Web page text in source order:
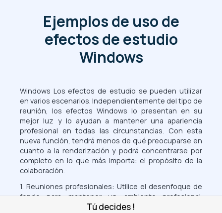
Ejemplos de uso de
efectos de estudio
Windows
Windows Los efectos de estudio se pueden utilizar
en varios escenarios. Independientemente del tipo de
reunión, los efectos Windows lo presentan en su
mejor luz y lo ayudan a mantener una apariencia
profesional en todas las circunstancias. Con esta
nueva función, tendrá menos de qué preocuparse en
cuanto a la renderización y podrá concentrarse por
completo en lo que más importa: el propósito de la
colaboración.
1. Reuniones profesionales: Utilice el desenfoque de
fondo para mantener un ambiente profesional.
durante un videoconferencia, especialmente si estás
Tú decides !